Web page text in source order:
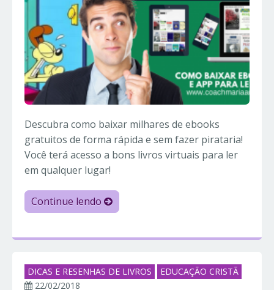
Descubra como baixar milhares de ebooks
gratuitos de forma rápida e sem fazer pirataria!
Você terá acesso a bons livros virtuais para ler
em qualquer lugar!
Continue lendo
DICAS E RESENHAS DE LIVROS
EDUCAÇÃO CRISTÃ
22/02/2018